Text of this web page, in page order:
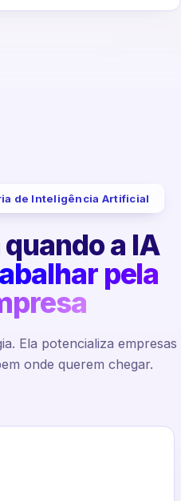
de Inteligência Artificial
a IA
pela
Ela potencializa empresas
onde querem chegar.